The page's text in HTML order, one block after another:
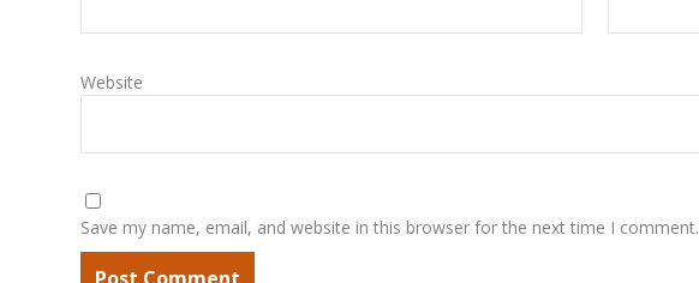
Website
Save my name, email, and website in this browser for the next time I comment.